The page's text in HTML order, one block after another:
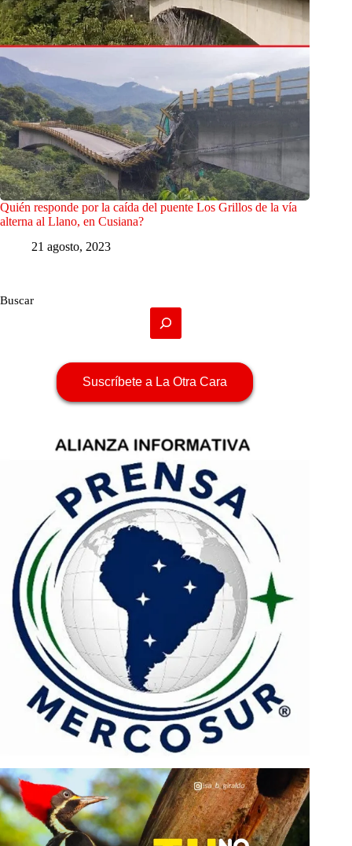
Quién responde por la caída del puente Los Grillos de la vía
alterna al Llano, en Cusiana?
21 agosto, 2023
Buscar
Suscríbete a La Otra Cara